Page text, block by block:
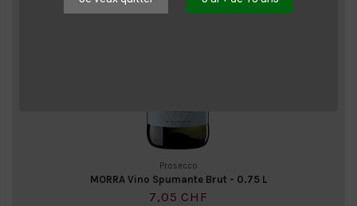
Prosecco
MORRA Vino Spumante Brut - 0.75 L
7,05 CHF